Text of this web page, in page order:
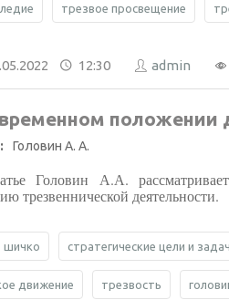
трезвое просвещение
12:30 admin
положении
Головин А. А.
Головин А.А. рассматривает
трезвеннической деятельности.
шичко стратегические цели и
движение трезвость